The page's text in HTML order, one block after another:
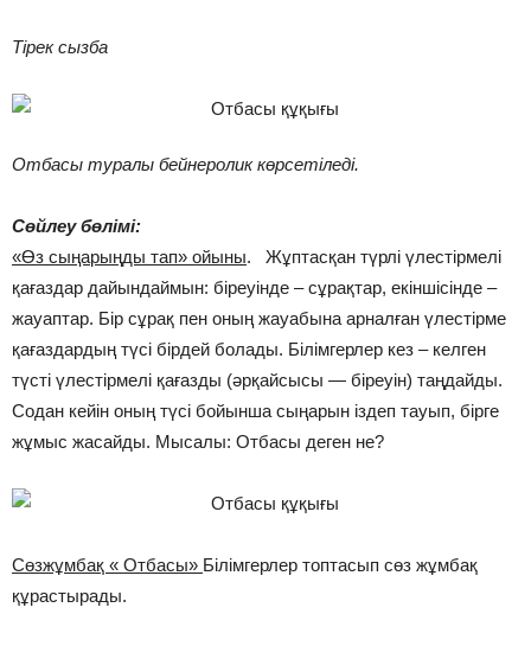
Тірек сызба
Отбасы туралы бейнеролик көрсетіледі.
Сөйлеу бөлімі:
«Өз сыңарыңды тап» ойыны. Жұптасқан түрлі үлестірмелі
қағаздар дайындаймын: біреуінде – сұрақтар, екіншісінде –
жауаптар. Бір сұрақ пен оның жауабына арналған үлестірме
қағаздардың түсі бірдей болады. Білімгерлер кез – келген
түсті үлестірмелі қағазды (әрқайсысы — біреуін) таңдайды.
Содан кейін оның түсі бойынша сыңарын іздеп тауып, бірге
жұмыс жасайды. Мысалы: Отбасы деген не?
Сөзжұмбақ « Отбасы» Білімгерлер топтасып сөз жұмбақ
құрастырады.